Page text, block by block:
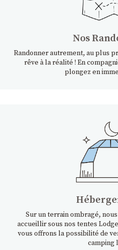
Nos
Randonner autrement, au plus
rêve à la réalité ! En
plongez en
Sur un terrain ombragé,
accueillir sous nos tentes
vous offrons la possibilité de
camping